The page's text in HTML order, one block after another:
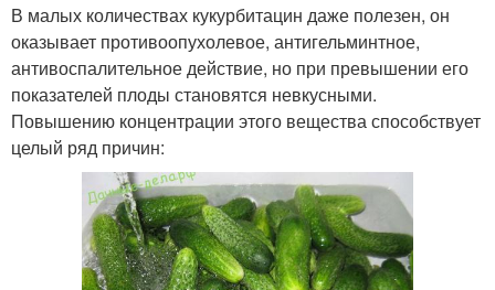
В малых количествах кукурбитацин даже полезен, он
оказывает противоопухолевое, антигельминтное,
антивоспалительное действие, но при превышении его
показателей плоды становятся невкусными.
Повышению концентрации этого вещества способствует
целый ряд причин: